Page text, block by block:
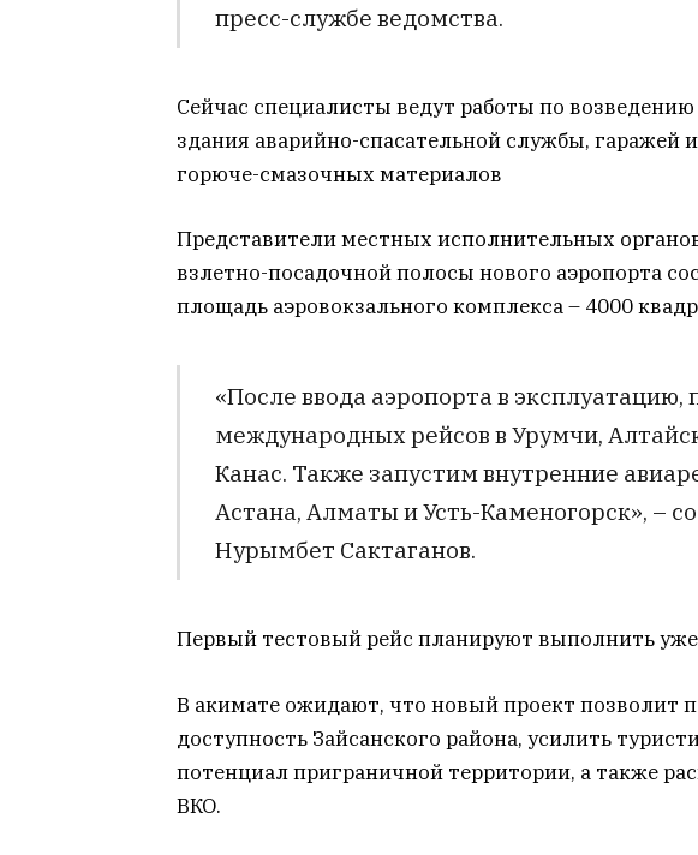
пресс-службе ведомства.
Сейчас специалисты ведут работы по
здания аварийно-спасательной службы, гаражей
горюче-смазочных материалов
Представители местных исполнительных
взлетно-посадочной полосы нового аэропорта
площадь аэровокзального комплекса – 4000
«После ввода аэропорта в
международных рейсов в Урумчи,
Канас. Также запустим внутренние
Астана, Алматы и Усть-Каменогорск», –
Нурымбет Сактаганов.
Первый тестовый рейс планируют выполнить уже
В акимате ожидают, что новый проект позволит
доступность Зайсанского района, усилить
потенциал приграничной территории, а также
ВКО.